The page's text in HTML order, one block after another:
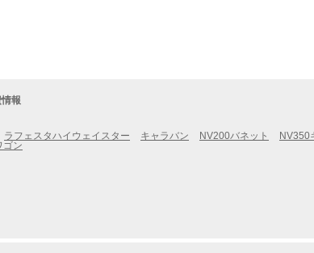
報
ラフェスタハイウェイスター キャラバン NV200バネット NV350
ゴン